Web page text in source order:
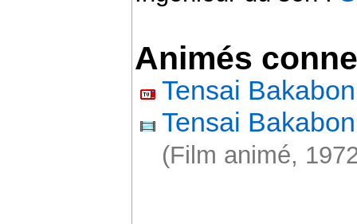
Animés
Tensai Bakabon
Tensai
(Film animé,